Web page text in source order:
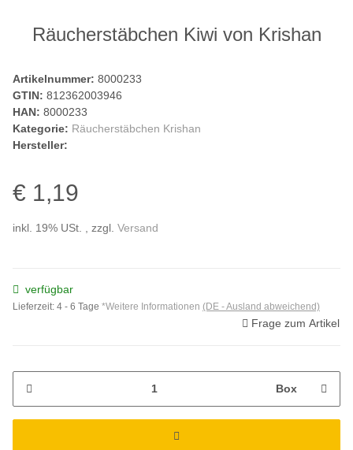
Räucherstäbchen Kiwi von Krishan
Artikelnummer: 8000233
GTIN: 812362003946
HAN: 8000233
Kategorie: Räucherstäbchen Krishan
Hersteller:
€ 1,19
inkl. 19% USt. , zzgl. Versand
verfügbar
Lieferzeit: 4 - 6 Tage *Weitere Informationen (DE - Ausland abweichend)
Frage zum Artikel
Box